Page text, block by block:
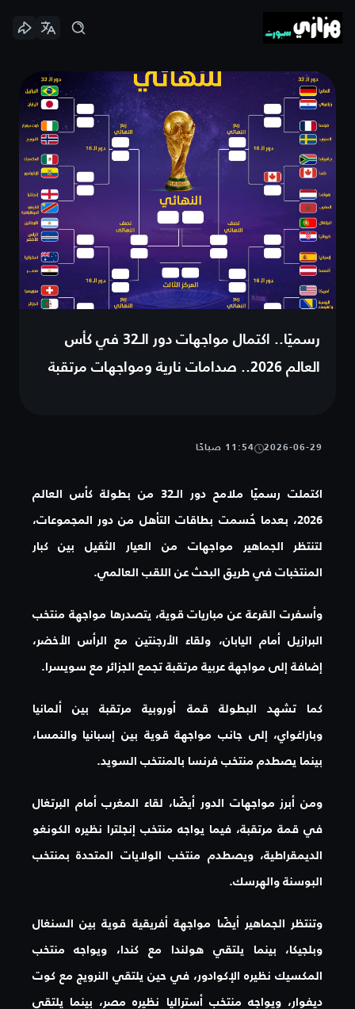
رسميًا.. اكتمال مواجهات دور الـ32 في كأس
العالم 2026.. صدامات نارية ومواجهات مرتقبة
2026-06-29 11:54 صباحًا
اكتملت رسميًا ملامح دور الـ32 من بطولة كأس العالم
2026، بعدما حُسمت بطاقات التأهل من دور المجموعات،
لتنتظر الجماهير مواجهات من العيار الثقيل بين كبار
المنتخبات في طريق البحث عن اللقب العالمي.
وأسفرت القرعة عن مباريات قوية، يتصدرها مواجهة منتخب
البرازيل أمام اليابان، ولقاء الأرجنتين مع الرأس الأخضر،
إضافة إلى مواجهة عربية مرتقبة تجمع الجزائر مع سويسرا.
كما تشهد البطولة قمة أوروبية مرتقبة بين ألمانيا
وباراغواي، إلى جانب مواجهة قوية بين إسبانيا والنمسا،
بينما يصطدم منتخب فرنسا بالمنتخب السويد.
ومن أبرز مواجهات الدور أيضًا، لقاء المغرب أمام البرتغال
في قمة مرتقبة، فيما يواجه منتخب إنجلترا نظيره الكونغو
الديمقراطية، ويصطدم منتخب الولايات المتحدة بمنتخب
البوسنة والهرسك.
وتنتظر الجماهير أيضًا مواجهة أفريقية قوية بين السنغال
وبلجيكا، بينما يلتقي هولندا مع كندا، ويواجه منتخب
المكسيك نظيره الإكوادور، في حين يلتقي النرويج مع كوت
ديفوار، ويواجه منتخب أستراليا نظيره مصر، بينما يلتقي